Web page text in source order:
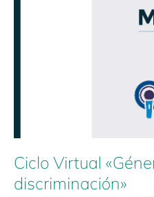
Ciclo Virtual
discriminación»